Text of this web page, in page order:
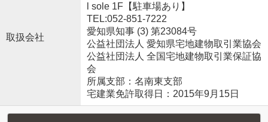
取扱会社
l sole 1F【駐車場あり】
TEL:052-851-7222
愛知県知事 (3) 第23084号
公益社団法人 愛知県宅地建物取引業協会
公益社団法人 全国宅地建物取引業保証協
会
所属支部：名南東支部
宅建業免許取得日：2015年9月15日